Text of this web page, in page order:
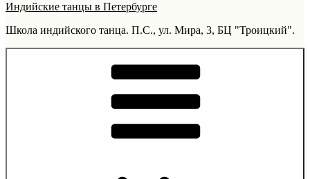
Индийские танцы в Петербурге
Школа индийского танца. П.С., ул. Мира, 3, БЦ "Троицкий".